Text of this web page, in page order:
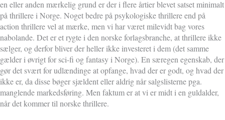
en eller anden mærkelig grund er der i flere årtier blevet satset minimalt
på thrillere i Norge. Noget bedre på psykologiske thrillere end på
action thrillere vel at mærke, men vi har været milevidt bag vores
nabolande. Det er et rygte i den norske forlagsbranche, at thrillere ikke
sælger, og derfor bliver der heller ikke investeret i dem (det samme
gælder i øvrigt for sci-fi og fantasy i Norge). En særegen egenskab, der
gør det svært for udlændinge at opfange, hvad der er godt, og hvad der
ikke er, da disse bøger sjældent eller aldrig når salgslisterne pga.
manglende markedsføring. Men faktum er at vi er midt i en guldalder,
når det kommer til norske thrillere.